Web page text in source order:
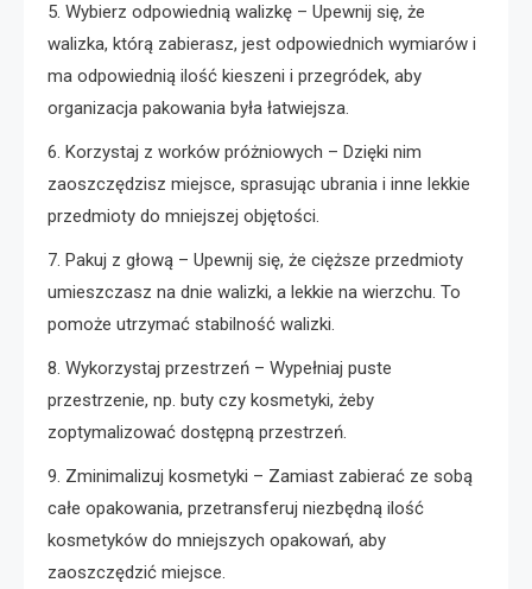
5. Wybierz odpowiednią walizkę – Upewnij się, że
walizka, którą zabierasz, jest odpowiednich wymiarów i
ma odpowiednią ilość kieszeni i przegródek, aby
organizacja pakowania była łatwiejsza.
6. Korzystaj z worków próżniowych – Dzięki nim
zaoszczędzisz miejsce, sprasując ubrania i inne lekkie
przedmioty do mniejszej objętości.
7. Pakuj z głową – Upewnij się, że cięższe przedmioty
umieszczasz na dnie walizki, a lekkie na wierzchu. To
pomoże utrzymać stabilność walizki.
8. Wykorzystaj przestrzeń – Wypełniaj puste
przestrzenie, np. buty czy kosmetyki, żeby
zoptymalizować dostępną przestrzeń.
9. Zminimalizuj kosmetyki – Zamiast zabierać ze sobą
całe opakowania, przetransferuj niezbędną ilość
kosmetyków do mniejszych opakowań, aby
zaoszczędzić miejsce.